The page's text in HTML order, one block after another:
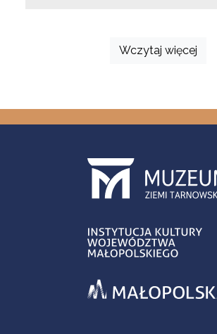
Wczytaj więcej